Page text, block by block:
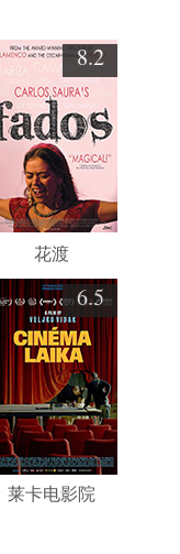
8.2
花渡
6.5
莱卡电影院